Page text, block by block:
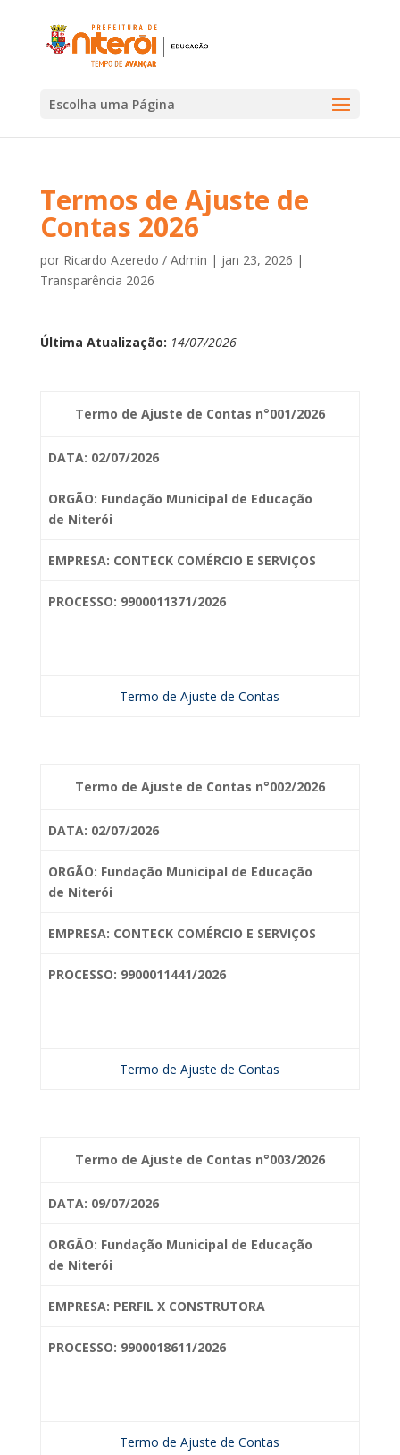
Escolha uma Página
Termos de Ajuste de
Contas 2026
por Ricardo Azeredo / Admin | jan 23, 2026 |
Transparência 2026
Última Atualização: 14/07/2026
Termo de Ajuste de Contas n°001/2026
DATA: 02/07/2026
ORGÃO: Fundação Municipal de Educação
de Niterói
EMPRESA: CONTECK COMÉRCIO E SERVIÇOS
PROCESSO: 9900011371/2026
Termo de Ajuste de Contas
Termo de Ajuste de Contas n°002/2026
DATA: 02/07/2026
ORGÃO: Fundação Municipal de Educação
de Niterói
EMPRESA: CONTECK COMÉRCIO E SERVIÇOS
PROCESSO: 9900011441/2026
Termo de Ajuste de Contas
Termo de Ajuste de Contas n°003/2026
DATA: 09/07/2026
ORGÃO: Fundação Municipal de Educação
de Niterói
EMPRESA: PERFIL X CONSTRUTORA
PROCESSO: 9900018611/2026
Termo de Ajuste de Contas